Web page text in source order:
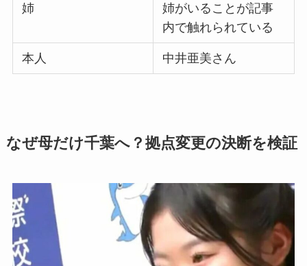
姉
姉がいることが記事
内で触れられている
本人 中井亜美さん
なぜ母だけ千葉へ？拠点変更の決断を検証